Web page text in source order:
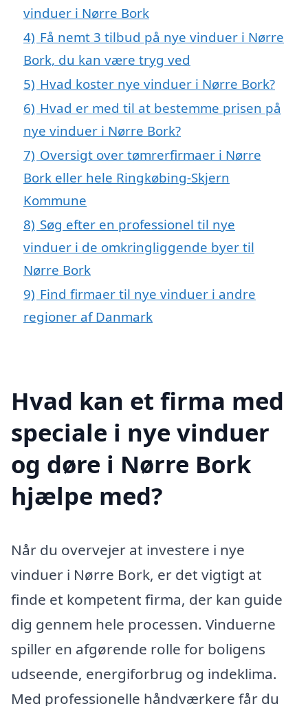
vinduer i Nørre Bork
4) Få nemt 3 tilbud på nye vinduer i Nørre
Bork, du kan være tryg ved
5) Hvad koster nye vinduer i Nørre Bork?
6) Hvad er med til at bestemme prisen på
nye vinduer i Nørre Bork?
7) Oversigt over tømrerfirmaer i Nørre
Bork eller hele Ringkøbing-Skjern
Kommune
8) Søg efter en professionel til nye
vinduer i de omkringliggende byer til
Nørre Bork
9) Find firmaer til nye vinduer i andre
regioner af Danmark
Hvad kan et firma med
speciale i nye vinduer
og døre i Nørre Bork
hjælpe med?
Når du overvejer at investere i nye
vinduer i Nørre Bork, er det vigtigt at
finde et kompetent firma, der kan guide
dig gennem hele processen. Vinduerne
spiller en afgørende rolle for boligens
udseende, energiforbrug og indeklima.
Med professionelle håndværkere får du